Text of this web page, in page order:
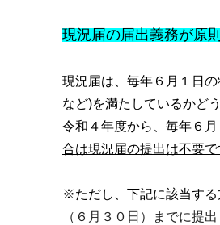
現況届の届出義務が原
現況届は、毎年６月１日
など)を満たしているかど
令和４年度から、毎年６
合は現況届の提出は不要で
※ただし、下記に該当する
（６月３０日）までに提出